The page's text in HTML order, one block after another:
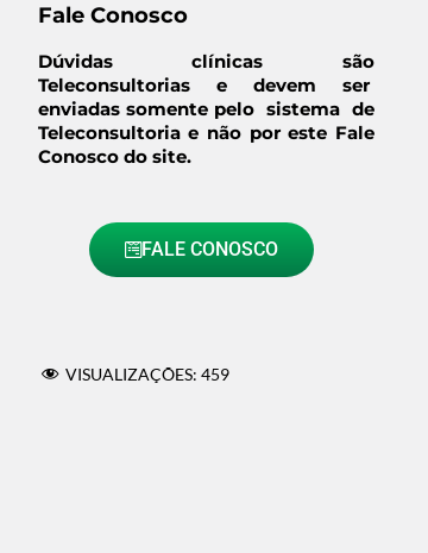
Fale Conosco
Dúvidas clínicas são
Teleconsultorias e devem ser
enviadas somente pelo sistema de
Teleconsultoria e não por este Fale
Conosco do site.
FALE CONOSCO
VISUALIZAÇÕES: 459